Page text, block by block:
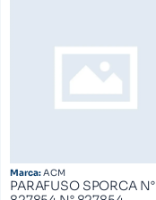
Marca:ACM
PARAFUSO SPORCA N°